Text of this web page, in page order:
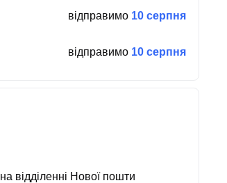
відправимо 10 серпня
відправимо 10 серпня
на відділенні Нової пошти